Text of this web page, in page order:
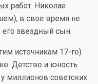
работ. Николае
в свое время не
его звездный сын.
источникам 17-го)
Детство и юность
советских